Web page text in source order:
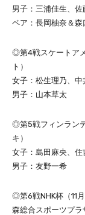
男子：三浦佳生、佐
ペア：長岡柚奈＆森
◎第4戦スケートア
ト）
女子：松生理乃、中
男子：山本草太
◎第5戦フィンラン
キ）
女子：島田麻央、
男子：友野一希
◎第6戦NHK杯（11
森総合スポーツプラ